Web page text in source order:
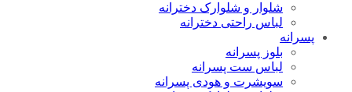
شلوار و شلوارک دخترانه
لباس راحتی دخترانه
پسرانه
بلوز پسرانه
لباس ست پسرانه
سویشرت و هودی پسرانه